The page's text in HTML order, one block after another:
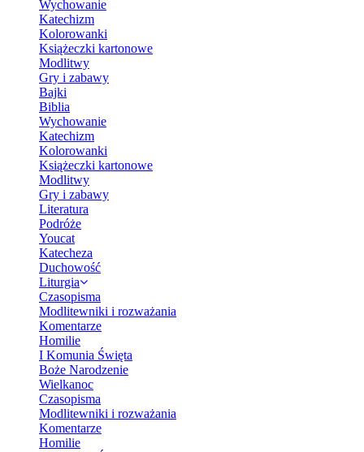
Wychowanie
Katechizm
Kolorowanki
Książeczki kartonowe
Modlitwy
Gry i zabawy
Bajki
Biblia
Wychowanie
Katechizm
Kolorowanki
Książeczki kartonowe
Modlitwy
Gry i zabawy
Literatura
Podróże
Youcat
Katecheza
Duchowość
Liturgia
Czasopisma
Modlitewniki i rozważania
Komentarze
Homilie
I Komunia Święta
Boże Narodzenie
Wielkanoc
Czasopisma
Modlitewniki i rozważania
Komentarze
Homilie